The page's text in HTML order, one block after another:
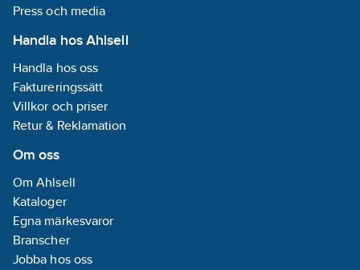
Press och media
Handla hos Ahlsell
Handla hos oss
Faktureringssätt
Villkor och priser
Retur & Reklamation
Om oss
Om Ahlsell
Kataloger
Egna märkesvaror
Branscher
Jobba hos oss